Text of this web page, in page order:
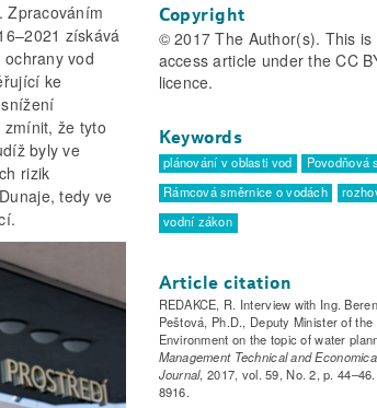
Zpracováním
získává
vod
ke
že tyto
byly ve
rizik
tedy ve
Copyright
© 2017 The Author(s). This is
access article under the CC
licence.
Keywords
plánování v oblasti vod
Povodňová
Rámcová směrnice o vodách
vodní zákon
Article citation
REDAKCE, R. Interview with Ing.
Peštová, Ph.D., Deputy Minister of the
Environment on the topic of water
Management Technical and
Journal, 2017, vol. 59, No. 2, p.
8916.